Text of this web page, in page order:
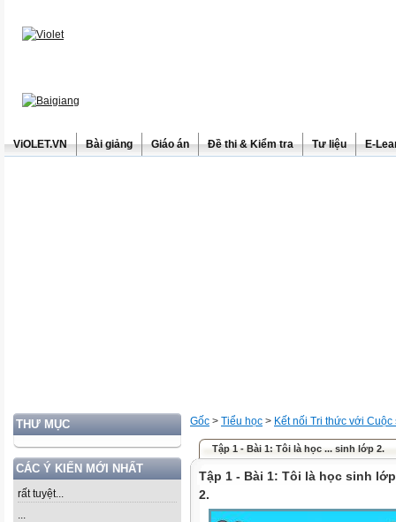
ViOLET.VN Bài giảng Giáo án Đề thi & Kiểm tra Tư liệu E-
THƯ MỤC
CÁC Ý KIẾN MỚI NHẤT
rất tuyệt...
...
Gốc > Tiểu học > Kết nối Tri thức với Cuộc
Tập 1 - Bài 1: Tôi là học ... sinh lớp 2.
Tập 1 - Bài 1: Tôi là học sinh
2.